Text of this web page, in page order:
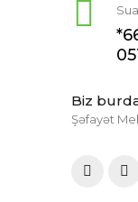
Biz
Şəfayət